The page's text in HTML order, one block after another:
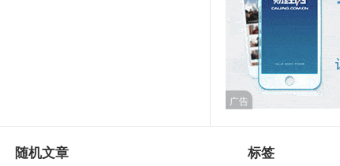
广告
随机文章 标签